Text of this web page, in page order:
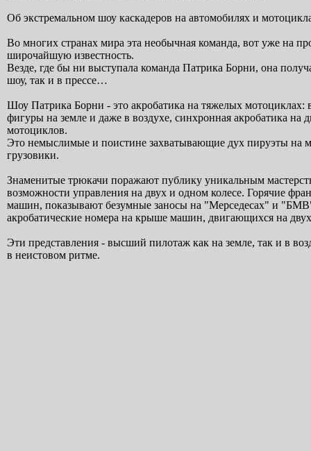
Об экстремальном шоу каскадеров на автомобилях и
Во многих странах мира эта необычная команда, вот уже на
широчайшую известность.
Везде, где бы ни выступала команда Патрика Борни, она
шоу, так и в прессе…
Шоу Патрика Борни - это акробатика на тяжелых мотоциклах:
фигуры на земле и даже в воздухе, синхронная акробатика на
мотоциклов.
Это немыслимые и поистине захватывающие дух пируэты на
грузовики.
Знаменитые трюкачи поражают публику уникальным
возможности управления на двух и одном колесе. Горячие
машин, показывают безумные заносы на "Мерседесах" и
акробатические номера на крыше машин, двигающихся на двух
Эти представления - высший пилотаж как на земле, так и в
в неистовом ритме.